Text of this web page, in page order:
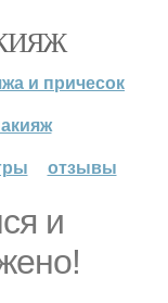
и причесок
отзывы
и